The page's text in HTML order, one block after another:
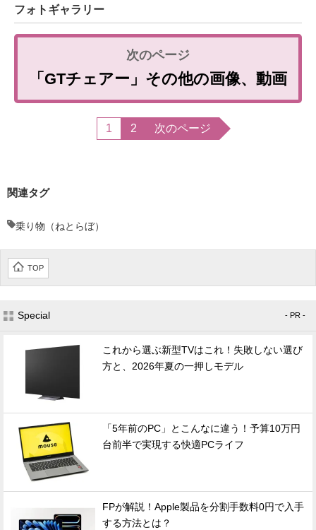
フォトギャラリー
「GTチェアー」その他の画像、動画
1 2 次のページ
関連タグ
乗り物（ねとらぼ）
TOP
Special - PR -
これから選ぶ新型TVはこれ！失敗しない選び
方と、2026年夏の一押しモデル
「5年前のPC」とこんなに違う！予算10万円
台前半で実現する快適PCライフ
FPが解説！Apple製品を分割手数料0円で入手
する方法とは？